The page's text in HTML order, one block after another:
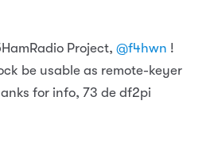
Project, @f4hwn !
be usable as remote-keyer
for info, 73 de df2pi